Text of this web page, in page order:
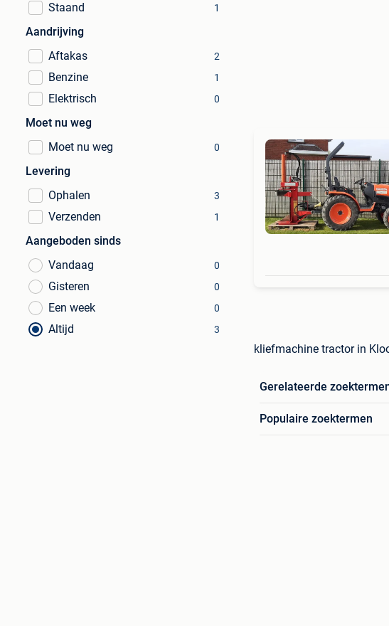
Staand 1
Aandrijving
Aftakas
2
Benzine 1
Elektrisch 0
Moet nu weg
Moet nu weg
0
Levering
Ophalen
3
Verzenden 1
Aangeboden sinds
Vandaag
0
Gisteren 0
Een week 0
Altijd 3
kliefmachine tractor in
Gerelateerde
Populaire zoektermen